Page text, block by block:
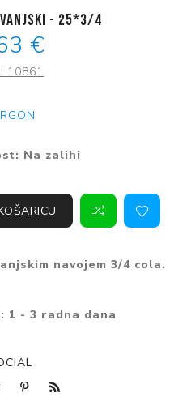
- 25*3/4
€
10861
Na zalihi
navojem 3/4 cola.
1 - 3 radna dana